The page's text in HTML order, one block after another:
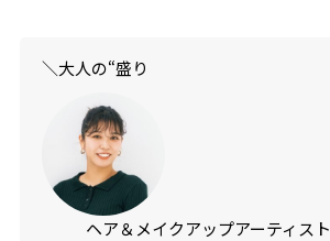
＼大人の“盛り
ヘア＆メイクアップアーティスト